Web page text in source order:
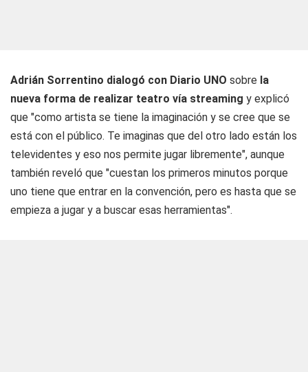
Adrián Sorrentino dialogó con Diario UNO sobre la
nueva forma de realizar teatro vía streaming y explicó
que "como artista se tiene la imaginación y se cree que se
está con el público. Te imaginas que del otro lado están los
televidentes y eso nos permite jugar libremente", aunque
también reveló que "cuestan los primeros minutos porque
uno tiene que entrar en la convención, pero es hasta que se
empieza a jugar y a buscar esas herramientas".